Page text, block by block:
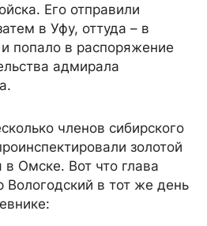
Его отправили
в Уфу, оттуда – в
попало в распоряжение
адмирала
членов сибирского
золотой
в Омске. Вот что глава
Вологодский в тот же день